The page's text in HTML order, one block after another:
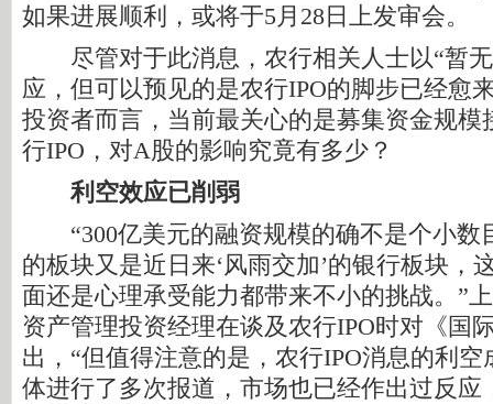
如果进展顺利，或将于5月28日上发审会。
尽管对于此消息，农行相关人士以“暂无
应，但可以预见的是农行IPO的脚步已经愈
投资者而言，当前最关心的是募集资金规模
行IPO，对A股的影响究竟有多少？
利空效应已削弱
“300亿美元的融资规模的确不是个小数
的板块又是近日来‘风雨交加’的银行板块，
面还是心理承受能力都带来不小的挑战。”
资产管理投资经理在谈及农行IPO时对《国
出，“但值得注意的是，农行IPO消息的利
体进行了多次报道，市场也已经作出过反应